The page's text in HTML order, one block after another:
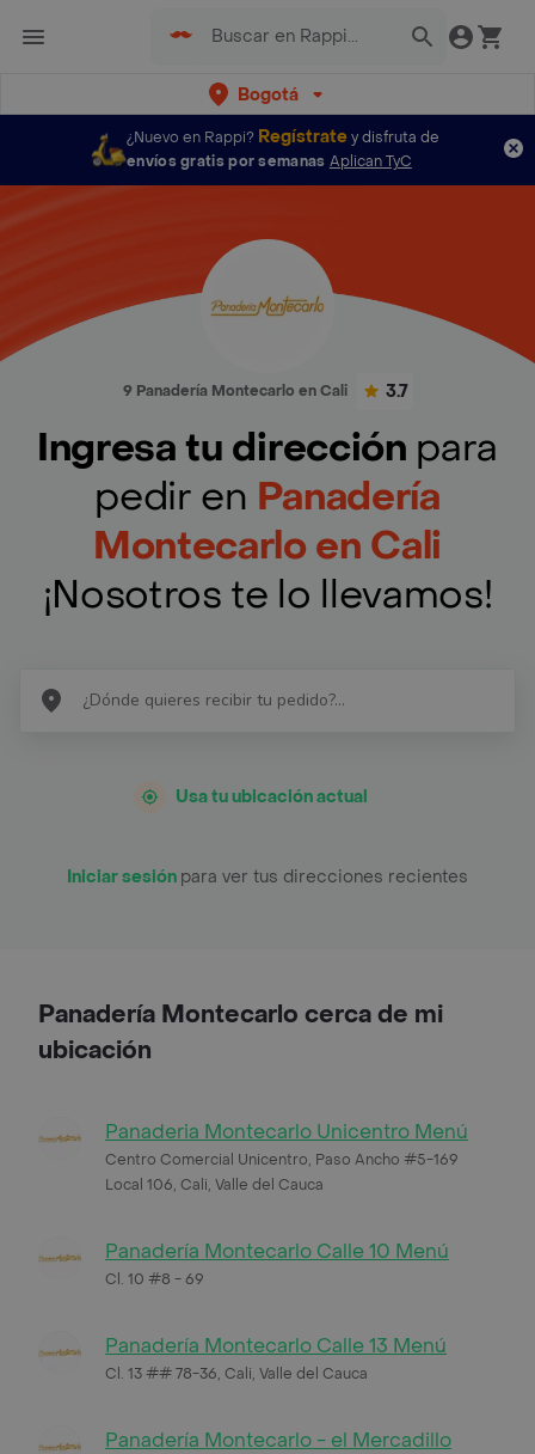
Bogotá
¿Nuevo en Rappi? Regístratey disfruta de
envíos gratis por semanas Aplican TyC
9 Panadería Montecarlo en Cali 3.7
Ingresa tu dirección para
pedir en Panadería
Montecarlo en Cali
¡Nosotros te lo llevamos!
Usa tu ubicación actual
Iniciar sesión para ver tus direcciones recientes
Panadería Montecarlo cerca de mi
ubicación
Panaderia Montecarlo Unicentro Menú
Centro Comercial Unicentro, Paso Ancho #5-169
Local 106, Cali, Valle del Cauca
Panadería Montecarlo Calle 10 Menú
Cl. 10 #8 - 69
Panadería Montecarlo Calle 13 Menú
Cl. 13 ## 78-36, Cali, Valle del Cauca
Panadería Montecarlo - el Mercadillo